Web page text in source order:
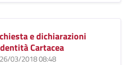
e dichiarazioni
Cartacea
03/2018 08:48